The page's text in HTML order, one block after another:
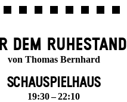
DEM RUHESTAND
von Thomas Bernhard
SCHAUSPIELHAUS
19:30 – 22:10